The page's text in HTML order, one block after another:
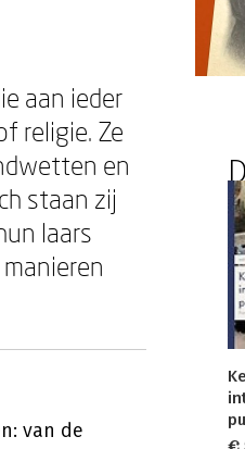
aan ieder
religie. Ze
en
staan zij
laars
van de